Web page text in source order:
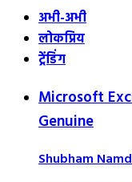
अभी-अभी
लोकप्रिय
ट्रेंडिंग
Microsoft
Genuine
Shubham